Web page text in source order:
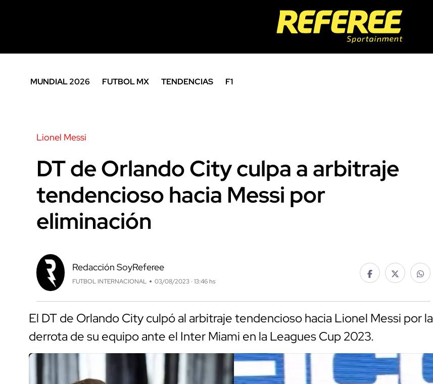
MUNDIAL 2026 FUTBOL MX TENDENCIAS
F1
Lionel Messi
DT de Orlando City culpa a arbitraje
tendencioso hacia Messi por
eliminación
Redacción SoyReferee
FUTBOL INTERNACIONAL 03/08/2023 · 13:46 hs
El DT de Orlando City culpó al arbitraje tendencioso hacia Lionel Messi por la
derrota de su equipo ante el Inter Miami en la Leagues Cup 2023.